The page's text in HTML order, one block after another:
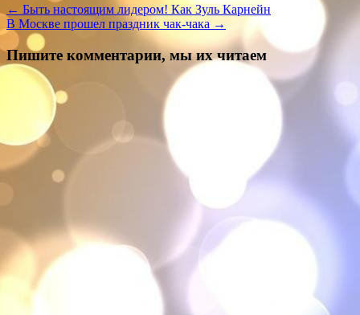
Навигация
← Быть настоящим лидером! Как Зуль Карнейн
В Москве прошел праздник чак-чака →
Пишите комментарии, мы их читаем